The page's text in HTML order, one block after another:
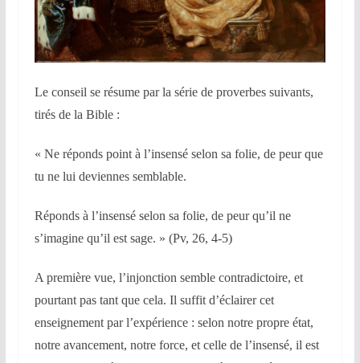
Le conseil se résume par la série de proverbes suivants,
tirés de la Bible :
« Ne réponds point à l’insensé selon sa folie, de peur que
tu ne lui deviennes semblable.
Réponds à l’insensé selon sa folie, de peur qu’il ne
s’imagine qu’il est sage. » (Pv, 26, 4-5)
A première vue, l’injonction semble contradictoire, et
pourtant pas tant que cela. Il suffit d’éclairer cet
enseignement par l’expérience : selon notre propre état,
notre avancement, notre force, et celle de l’insensé, il est